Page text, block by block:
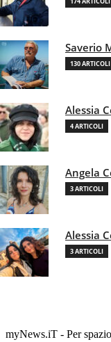
Saverio
130 ARTICOLI
Alessia
4 ARTICOLI
Angela
3 ARTICOLI
Alessia
3 ARTICOLI
myNews.iT - Per